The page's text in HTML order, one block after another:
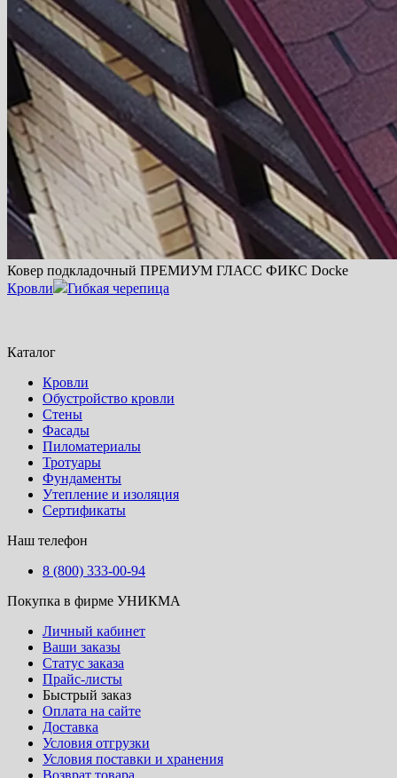
Ковер подкладочный ПРЕМИУМ ГЛАСС ФИКС Docke
Кровли
Гибкая черепица
Каталог
Кровли
Обустройство кровли
Стены
Фасады
Пиломатериалы
Тротуары
Фундаменты
Утепление и изоляция
Сертификаты
Наш телефон
8 (800) 333-00-94
Покупка в фирме УНИКМА
Личный кабинет
Ваши заказы
Статус заказа
Прайс-листы
Быстрый заказ
Оплата на сайте
Доставка
Условия отгрузки
Условия поставки и хранения
Возврат товара